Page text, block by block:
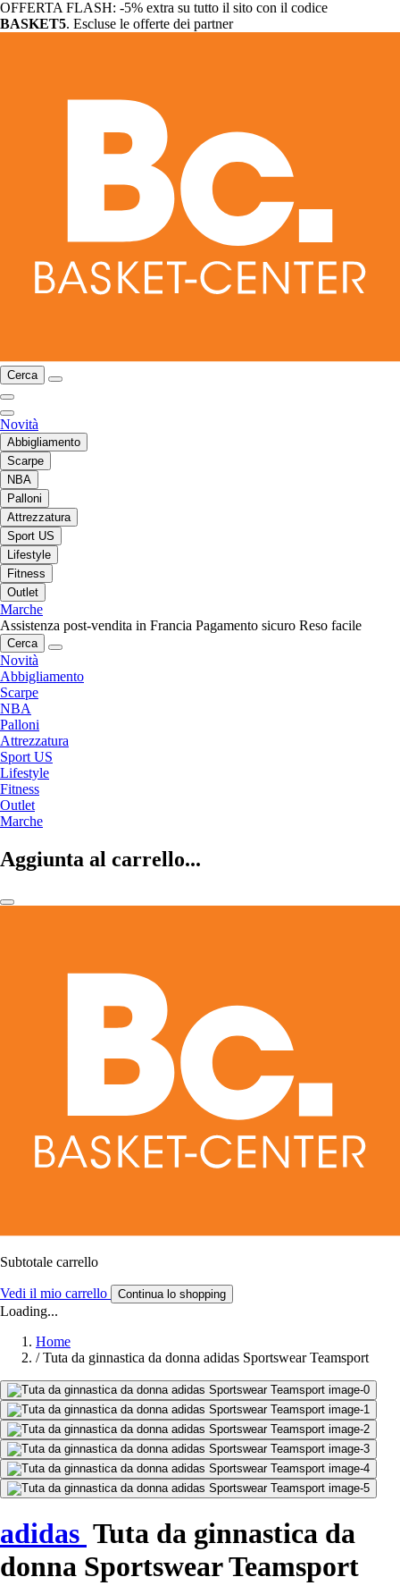
OFFERTA FLASH: -5% extra su tutto il sito con il codice
BASKET5. Escluse le offerte dei partner
Cerca
Novità
Abbigliamento
Scarpe
NBA
Palloni
Attrezzatura
Sport US
Lifestyle
Fitness
Outlet
Marche
Assistenza post-vendita in Francia Pagamento sicuro Reso facile
Cerca
Novità
Abbigliamento
Scarpe
NBA
Palloni
Attrezzatura
Sport US
Lifestyle
Fitness
Outlet
Marche
Aggiunta al carrello...
Subtotale carrello
Vedi il mio carrello Continua lo shopping
Loading...
Home
/ Tuta da ginnastica da donna adidas Sportswear Teamsport
adidas Tuta da ginnastica da
donna Sportswear Teamsport